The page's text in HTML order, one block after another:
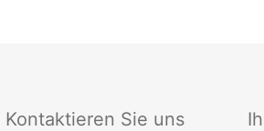
Kontaktieren Sie uns